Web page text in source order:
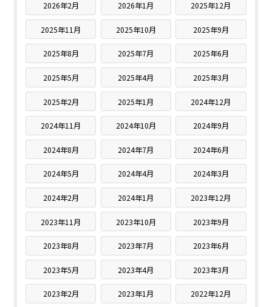
2026年2月 2026年1月 2025年12月
2025年11月 2025年10月 2025年9月
2025年8月 2025年7月 2025年6月
2025年5月 2025年4月 2025年3月
2025年2月 2025年1月 2024年12月
2024年11月 2024年10月 2024年9月
2024年8月 2024年7月 2024年6月
2024年5月 2024年4月 2024年3月
2024年2月 2024年1月 2023年12月
2023年11月 2023年10月 2023年9月
2023年8月 2023年7月 2023年6月
2023年5月 2023年4月 2023年3月
2023年2月 2023年1月 2022年12月